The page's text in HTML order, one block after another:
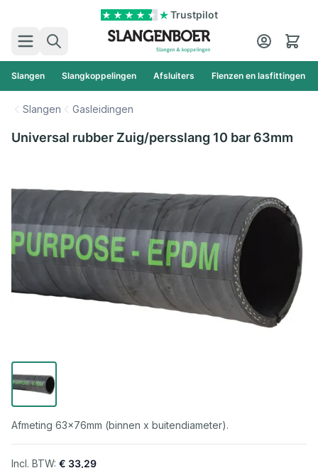
Trustpilot
Zoek
Cart
Slangen Slangkoppelingen Afsluiters Flenzen en lasfittingen
Slangen Gasleidingen
Universal rubber Zuig/persslang 10 bar 63mm
Afmeting 63x76mm (binnen x buitendiameter).
€ 33,29